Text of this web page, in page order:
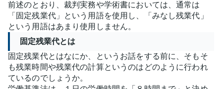
前述のとおり、裁判実務や学術書においては、通常は
「固定残業代」という用語を使用し、「みなし残業代」
という用語はあまり使用しません。
固定残業代とは
固定残業代とはなにか、というお話をする前に、そもそ
も残業時間や残業代の計算というのはどのように行われ
ているのでしょうか。